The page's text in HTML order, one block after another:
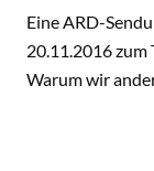
Eine ARD-
20.11.2016
Warum wir